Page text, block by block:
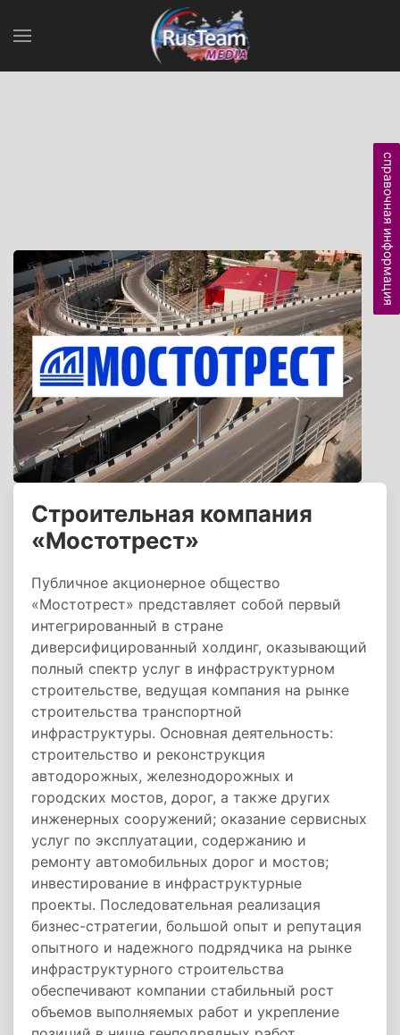
Строительная компания
«Мостотрест»
Публичное акционерное общество
«Мостотрест» представляет собой первый
интегрированный в стране
диверсифицированный холдинг, оказывающий
полный спектр услуг в инфраструктурном
строительстве, ведущая компания на рынке
строительства транспортной
инфраструктуры. Основная деятельность:
строительство и реконструкция
автодорожных, железнодорожных и
городских мостов, дорог, а также других
инженерных сооружений; оказание сервисных
услуг по эксплуатации, содержанию и
ремонту автомобильных дорог и мостов;
инвестирование в инфраструктурные
проекты. Последовательная реализация
бизнес-стратегии, большой опыт и репутация
опытного и надежного подрядчика на рынке
инфраструктурного строительства
обеспечивают компании стабильный рост
объемов выполняемых работ и укрепление
справочная информация